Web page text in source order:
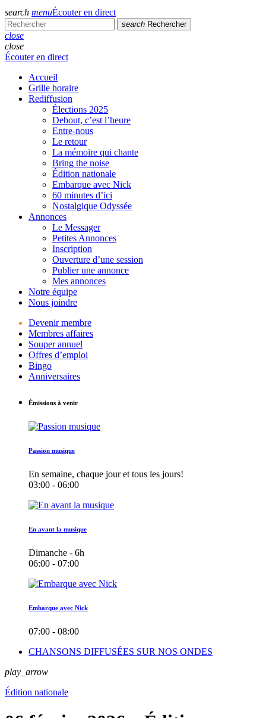
search menuÉcouter en direct
search Rechercher
close
close
Écouter en direct
Accueil
Grille horaire
Rediffusion
Élections 2025
Debout, c’est l’heure
Entre-nous
Le retour
La mémoire qui chante
Bring the noise
Édition nationale
Embarque avec Nick
60 minutes d’ici
Nostalgique Odyssée
Annonces
Le Messager
Petites Annonces
Inscription
Ouverture d’une session
Publier une annonce
Mes annonces
Notre équipe
Nous joindre
Devenir membre
Membres affaires
Souper annuel
Offres d’emploi
Bingo
Anniversaires
Émissions à venir
Passion musique
En semaine, chaque jour et tous les jours!
03:00 - 06:00
En avant la musique
Dimanche - 6h
06:00 - 07:00
Embarque avec Nick
07:00 - 08:00
CHANSONS DIFFUSÉES SUR NOS ONDES
play_arrow
Édition nationale